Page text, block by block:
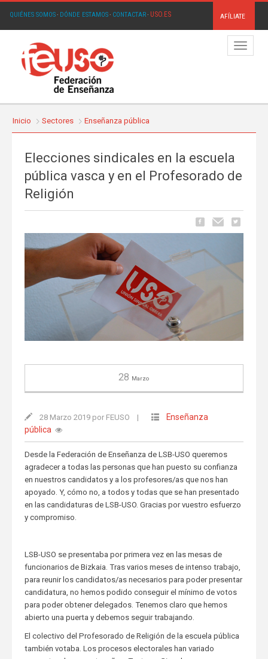
QUIÉNES SOMOS· DÓNDE ESTAMOS· CONTACTAR· USO.ES AFÍLIATE
Menú
Inicio Sectores Enseñanza pública
Elecciones sindicales en la escuela
pública vasca y en el Profesorado de
Religión
28 Marzo
28 Marzo 2019 por FEUSO |
Enseñanza
pública
Desde la Federación de Enseñanza de LSB-USO queremos
agradecer a todas las personas que han puesto su confianza
en nuestros candidatos y a los profesores/as que nos han
apoyado. Y, cómo no, a todos y todas que se han presentado
en las candidaturas de LSB-USO. Gracias por vuestro esfuerzo
y compromiso.
LSB-USO se presentaba por primera vez en las mesas de
funcionarios de Bizkaia. Tras varios meses de intenso trabajo,
para reunir los candidatos/as necesarios para poder presentar
candidatura, no hemos podido conseguir el mínimo de votos
para poder obtener delegados. Tenemos claro que hemos
abierto una puerta y debemos seguir trabajando.
El colectivo del Profesorado de Religión de la escuela pública
también votaba. Los procesos electorales han variado